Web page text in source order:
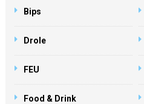
Bips
Drole
FEU
Food & Drink